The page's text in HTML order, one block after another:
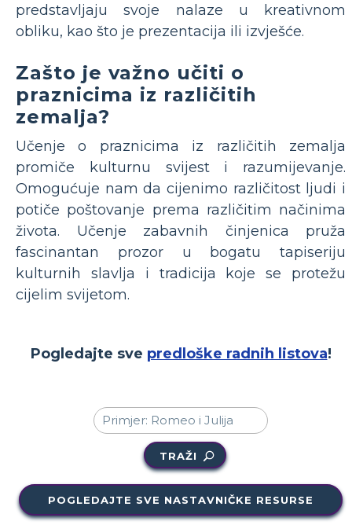
predstavljaju svoje nalaze u kreativnom
obliku, kao što je prezentacija ili izvješće.
Zašto je važno učiti o
praznicima iz različitih
zemalja?
Učenje o praznicima iz različitih zemalja
promiče kulturnu svijest i razumijevanje.
Omogućuje nam da cijenimo različitost ljudi i
potiče poštovanje prema različitim načinima
života. Učenje zabavnih činjenica pruža
fascinantan prozor u bogatu tapiseriju
kulturnih slavlja i tradicija koje se protežu
cijelim svijetom.
Pogledajte sve predloške radnih listova!
TRAŽI
POGLEDAJTE SVE NASTAVNIČKE RESURSE